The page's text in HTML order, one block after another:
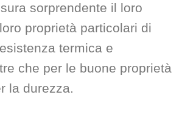
sorprendente il loro
proprietà particolari di
termica e
che per le buone proprietà
la durezza.